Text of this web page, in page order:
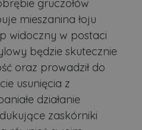
gruczołów
mieszanina łoju
widoczny w postaci
będzie skutecznie
oraz prowadził do
usunięcia z
działanie
zaskórniki